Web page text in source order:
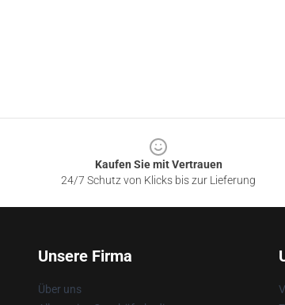
Kaufen Sie mit Vertrauen
24/7 Schutz von Klicks bis zur Lieferung
Unsere Firma
Über uns